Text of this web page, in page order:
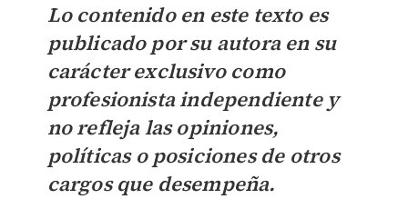
Lo contenido en este texto es
publicado por su autora en su
carácter exclusivo como
profesionista independiente y
no refleja las opiniones,
políticas o posiciones de otros
cargos que desempeña.